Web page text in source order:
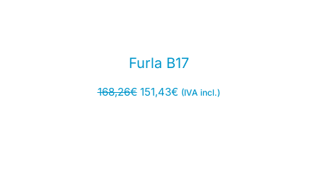
Furla B17
168,26€ 151,43€ (IVA incl.)